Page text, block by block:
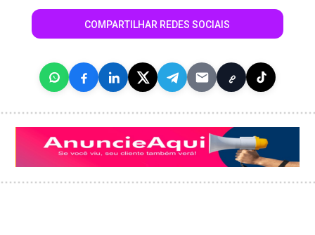
COMPARTILHAR REDES SOCIAIS